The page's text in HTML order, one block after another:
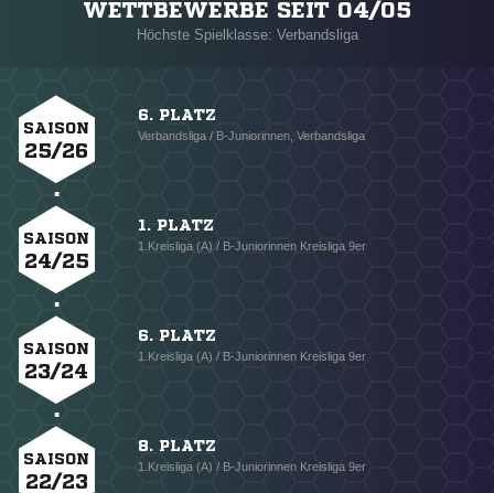
WETTBEWERBE SEIT 04/05
Höchste Spielklasse: Verbandsliga
SAISON
25/26
6. PLATZ
Verbandsliga / B-Juniorinnen, Verbandsliga
SAISON
24/25
1. PLATZ
1.Kreisliga (A) / B-Juniorinnen Kreisliga 9er
SAISON
23/24
6. PLATZ
1.Kreisliga (A) / B-Juniorinnen Kreisliga 9er
SAISON
22/23
8. PLATZ
1.Kreisliga (A) / B-Juniorinnen Kreisliga 9er